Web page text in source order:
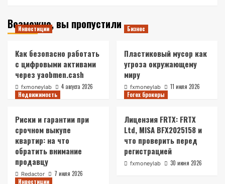
Возможно, вы пропустили
Инвестиции
Как безопасно работать
с цифровыми активами
через yaobmen.cash
fxmoneylab 4 августа 2026
Бизнес
Пластиковый мусор как
угроза окружающему
миру
fxmoneylab
11 июля 2026
Недвижимость
Риски и гарантии при
срочном выкупе
квартир: на что
обратить внимание
продавцу
Redactor 7 июля 2026
Forex брокеры
Лицензия FRTX: FRTX
Ltd, MISA BFX2025158 и
что проверить перед
регистрацией
fxmoneylab 30 июня 2026
Инвестиции